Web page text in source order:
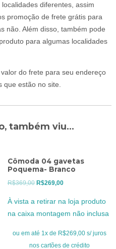
diferentes, assim
promoção de frete grátis para
não. Além disso, também pode
para algumas localidades
do frete para seu endereço
que estão no site.
também viu...
Cômoda 04 gavetas
Poquema- Branco
R$369,00 O
R$369,00.
R$269,00O
atual
R$269,00.
À vista a retirar na loja produto
na caixa montagem não inclusa
ou em até 1x de R$269,00 s/ juros
nos cartões de crédito